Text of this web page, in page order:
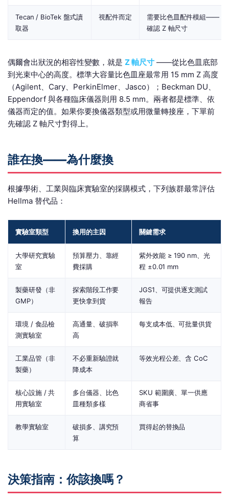
Tecan / BioTek 盤式讀
取器
視配件而定
需要比色皿配件模組——
確認 Z 軸尺寸
偶爾會出狀況的相容性變數，就是 Z 軸尺寸 ——從比色皿底部
到光束中心的高度。標準大容量比色皿座最常用 15 mm Z 高度
（Agilent、Cary、PerkinElmer、Jasco）；Beckman DU、
Eppendorf 與各種臨床儀器則用 8.5 mm。兩者都是標準、依
儀器而定的值。如果你要換儀器類型或用微量轉接座，下單前
先確認 Z 軸尺寸對得上。
誰在換——為什麼換
根據學術、工業與臨床實驗室的採購模式，下列族群最常評估
Hellma 替代品：
實驗室類型 換用的主因 關鍵需求
大學研究實驗
室
預算壓力、靠經
費採購
紫外效能 ≥ 190 nm、光
程 ±0.01 mm
製藥研發（非
GMP）
探索階段工作要
更快拿到貨
JGS1、可提供逐支測試
報告
環境 / 食品檢
測實驗室
高通量、破損率
高
每支成本低、可批量供貨
工業品管（非
製藥）
不必重新驗證就
降成本
等效光程公差、含 CoC
核心設施 / 共
用實驗室
多台儀器、比色
皿種類多樣
SKU 範圍廣、單一供應
商省事
教學實驗室
破損多、講究預
算
買得起的替換品
決策指南：你該換嗎？